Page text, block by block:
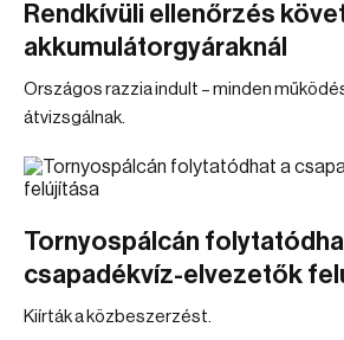
Rendkívüli ellenőrzés
akkumulátorgyáraknál
Országos razzia indult – minden
átvizsgálnak.
Tornyospálcán
csapadékvíz-elvezetők
Kiírták a közbeszerzést.